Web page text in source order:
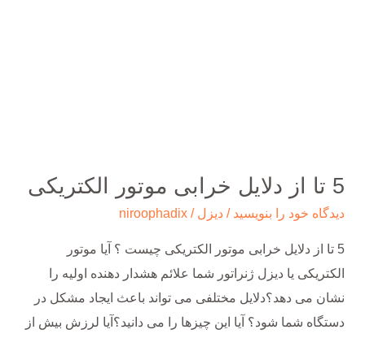
5 تا از دلایل خرابی موتور الکتریکی
دیدگاه‌ خود را بنویسید /دیزل /
niroophadix
5 تا از دلایل خرابی موتور الکتریکی چیست ؟ آیا موتور
الکتریکی یا دیزل ژنراتور شما علائم هشدار دهنده اولیه را
نشان می دهد؟دلایل مختلفی می تواند باعث ایجاد مشکل در
دستگاه شما شود؟ آیا این چیزها را می دانید؟آیا لرزش بیش از